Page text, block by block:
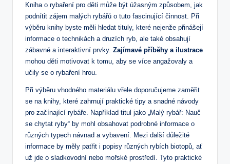
Kniha ⁣o rybaření​ pro⁣ děti může být ⁣úžasným způsobem, jak
‌podnítit zájem malých rybářů o tuto fascinující činnost. Při
výběru knihy byste⁤ měli hledat ⁢tituly, které nejenže přinášejí
informace‌ o technikách a ​druzích ryb, ale také obsahují‌
zábavné a ⁤interaktivní prvky. Zajímavé příběhy a ⁣ilustrace
mohou děti motivovat k tomu,‌ aby se ⁢více angažovaly a
učily ⁢se‌ o⁣ rybaření​ hrou. ⁤
Při⁣ výběru vhodného⁣ materiálu vřele doporučujeme zaměřit⁤
se ⁤na knihy, které⁤ zahrnují praktické tipy a snadné návody
pro začínající⁣ rybáře. Například titul jako „Malý ⁢rybář: Nauč
se chytat ⁢ryby“⁢ by ‍mohl ‌obsahovat⁢ podrobné informace⁢ o
různých typech návnad a vybavení. Mezi další ⁤důležité
informace by‌ měly patřit i popisy ⁤různých‌ rybích biotopů, ať⁢
už jde ⁤o sladkovodní nebo mořské prostředí. Tyto praktické